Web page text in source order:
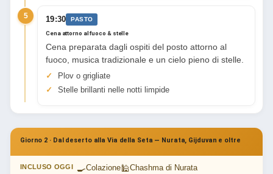
5 19:30 PASTO
Cena attorno al fuoco & stelle
Cena preparata dagli ospiti del posto attorno al
fuoco, musica tradizionale e un cielo pieno di stelle.
Plov o grigliate
Stelle brillanti nelle notti limpide
Giorno 2 · Dal deserto alla Via della Seta — Nurata, Gijduvan e oltre
INCLUSO OGGI 🍳Colazione🕌Chashma di Nurata